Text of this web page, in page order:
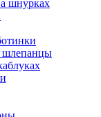
шнурках
шлепанцы